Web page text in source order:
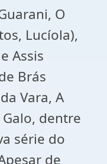
O
Lucíola),
Assis
Brás
Vara, A
dentre
série do
de